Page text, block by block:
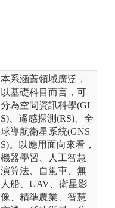
本系涵蓋領域廣泛，
以基礎科目而言，可
分為空間資訊科學(GI
S)、遙感探測(RS)、全
球導航衛星系統(GNS
S)。以應用面向來看，
機器學習、人工智慧
演算法、自駕車、無
人船、UAV、衛星影
像、精準農業、智慧